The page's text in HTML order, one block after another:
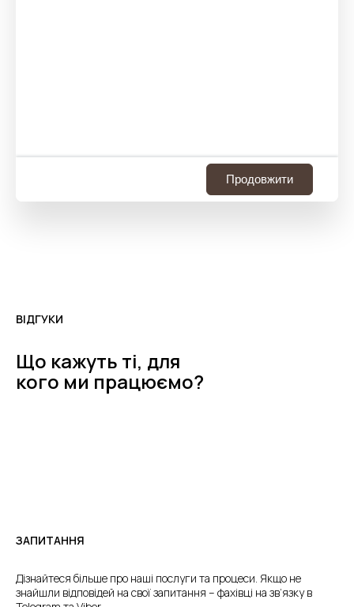
Продовжити
ВІДГУКИ
Що кажуть ті, для
кого ми працюємо?
ЗАПИТАННЯ
Дізнайтеся більше про наші послуги та процеси. Якщо не
знайшли відповідей на свої запитання – фахівці на зв’язку в